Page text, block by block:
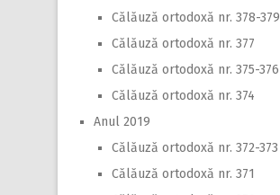
Călăuză ortodoxă nr. 378-379
Călăuză ortodoxă nr. 377
Călăuză ortodoxă nr. 375-376
Călăuză ortodoxă nr. 374
Anul 2019
Călăuză ortodoxă nr. 372-373
Călăuză ortodoxă nr. 371